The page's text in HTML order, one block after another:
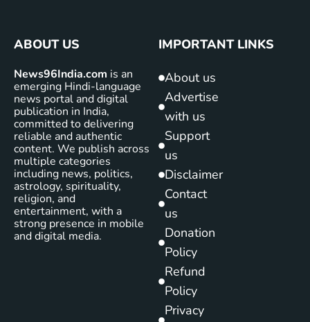
ABOUT US
News96India.com is an
emerging Hindi-language
news portal and digital
publication in India,
committed to delivering
reliable and authentic
content. We publish across
multiple categories
including news, politics,
astrology, spirituality,
religion, and
entertainment, with a
strong presence in mobile
and digital media.
IMPORTANT LINKS
About us
Advertise
with us
Support
us
Disclaimer
Contact
us
Donation
Policy
Refund
Policy
Privacy